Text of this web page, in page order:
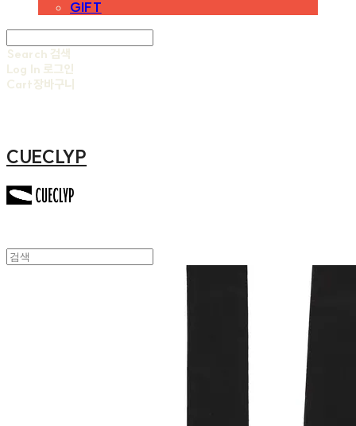
GIFT
Search 검색
Log In 로그인
Cart장바구니
CUECLYP